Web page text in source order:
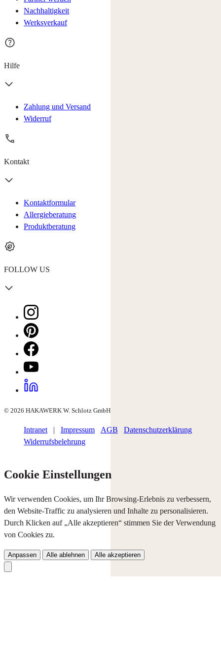
Nachhaltigkeit
Werksverkauf
Hilfe
Zahlung und Versand
Widerruf
Kontakt
Kontaktformular
Allergieberatung
Produktberatung
FOLLOW US
© 2026 HAKAWERK W. Schlotz GmbH
Intranet | Impressum AGB
Datenschutzerklärung
Widerrufsbelehrung
Cookie Einstellungen
Wir verwenden Cookies, um Ihr Browsing-Erlebnis zu verbessern,
den Website-Traffic zu analysieren und Inhalte zu personalisieren.
Durch Klicken auf „Alle akzeptieren“ stimmen Sie der Verwendung
von Cookies zu.
Anpassen Alle ablehnen Alle akzeptieren